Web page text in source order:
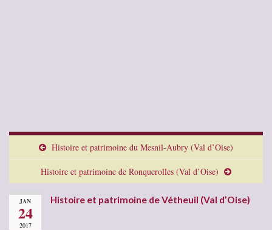
Histoire et patrimoine du Mesnil-Aubry (Val d’Oise)
Histoire et patrimoine de Ronquerolles (Val d’Oise)
JAN
24
2017
Histoire et patrimoine de Vétheuil (Val d’Oise)